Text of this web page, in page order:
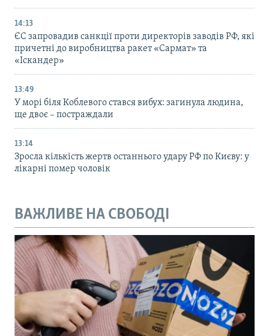
14:13
ЄС запровадив санкції проти директорів заводів РФ, які
причетні до виробництва ракет «Сармат» та
«Іскандер»
13:49
У морі біля Коблевого стався вибух: загинула людина,
ще двоє – постраждали
13:14
Зросла кількість жертв останнього удару РФ по Києву: у
лікарні помер чоловік
ВАЖЛИВЕ НА СВОБОДІ